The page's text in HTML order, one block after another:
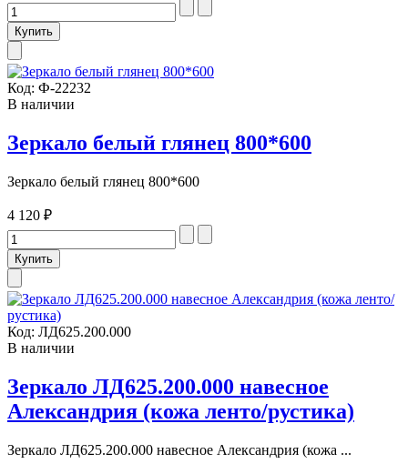
Код: Ф-22232
В наличии
Зеркало белый глянец 800*600
Зеркало белый глянец 800*600
4 120 ₽
Код: ЛД625.200.000
В наличии
Зеркало ЛД625.200.000 навесное
Александрия (кожа ленто/рустика)
Зеркало ЛД625.200.000 навесное Александрия (кожа ...